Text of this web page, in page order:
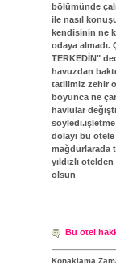
bölümünde
ile nasıl
kendisinin ne
odaya almadı.
TERKEDİN"
havuzdan
tatilimiz zehir
boyunca ne
havlular
dolayı bu
mağdurlarada
yıldızlı
olsun
Bu otel
Konaklama